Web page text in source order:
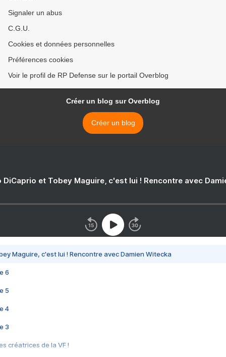
Signaler un abus
C.G.U.
Cookies et données personnelles
Préférences cookies
Voir le profil de RP Defense sur le portail Overblog
Créer un blog sur Overblog
Créer un blog
DiCaprio et Tobey Maguire, c'est lui ! Rencontre avec
Maguire, c'est lui ! Rencontre avec Damien Witecka
6
5
4
3
créatrices de la VF !